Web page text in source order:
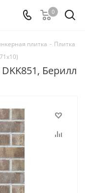
0
плитка - Плитка
Берилл